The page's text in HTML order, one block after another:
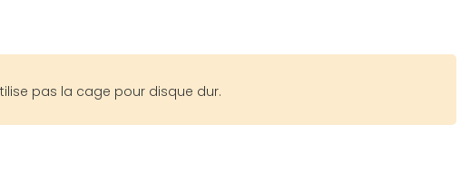
pas la cage pour disque dur.